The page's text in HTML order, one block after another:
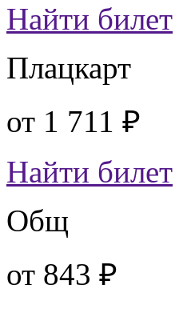
Найти билет
Плацкарт
от 1 711 ₽
Найти билет
Общ
от 843 ₽